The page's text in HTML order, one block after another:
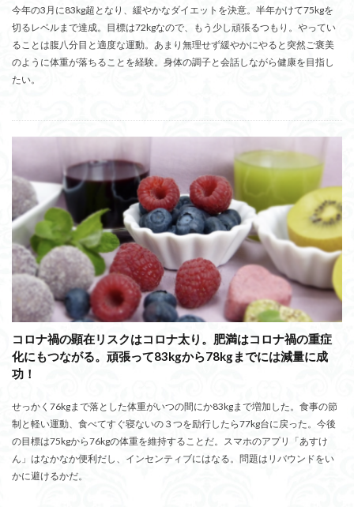
今年の3月に83kg超となり、緩やかなダイエットを決意。半年かけて75kgを
切るレベルまで達成。目標は72kgなので、もう少し頑張るつもり。やってい
ることは腹八分目と適度な運動。あまり無理せず緩やかにやると突然ご褒美
のように体重が落ちることを経験。身体の調子と会話しながら健康を目指し
たい。
コロナ禍の顕在リスクはコロナ太り。肥満はコロナ禍の重症
化にもつながる。頑張って83kgから78kgまでには減量に成
功！
せっかく76kgまで落とした体重がいつの間にか83kgまで増加した。食事の節
制と軽い運動、食べてすぐ寝ないの３つを励行したら77kg台に戻った。今後
の目標は75kgから76kgの体重を維持することだ。スマホのアプリ「あすけ
ん」はなかなか便利だし、インセンティブにはなる。問題はリバウンドをい
かに避けるかだ。